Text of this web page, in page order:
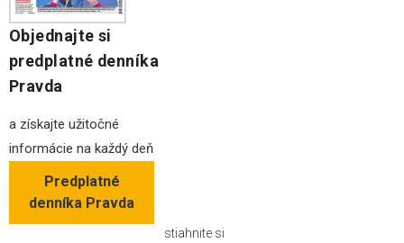
Objednajte si
predplatné denníka
Pravda
a získajte užitočné
informácie na každý deň
Predplatné
denníka Pravda
stiahnite si